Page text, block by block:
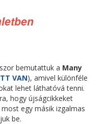
bemutattuk a Many
VAN), amivel különféle
lehet láthatóvá tenni.
hogy újságcikkeket
most egy másik izgalmas
be.